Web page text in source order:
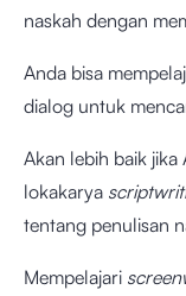
naskah dengan
Anda bisa
dialog untuk
Akan lebih baik
lokakarya
tentang penulisan
Mempelajari